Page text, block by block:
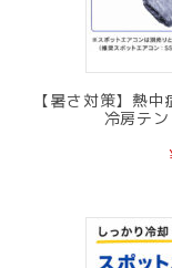
【暑さ対策】熱
冷房テ